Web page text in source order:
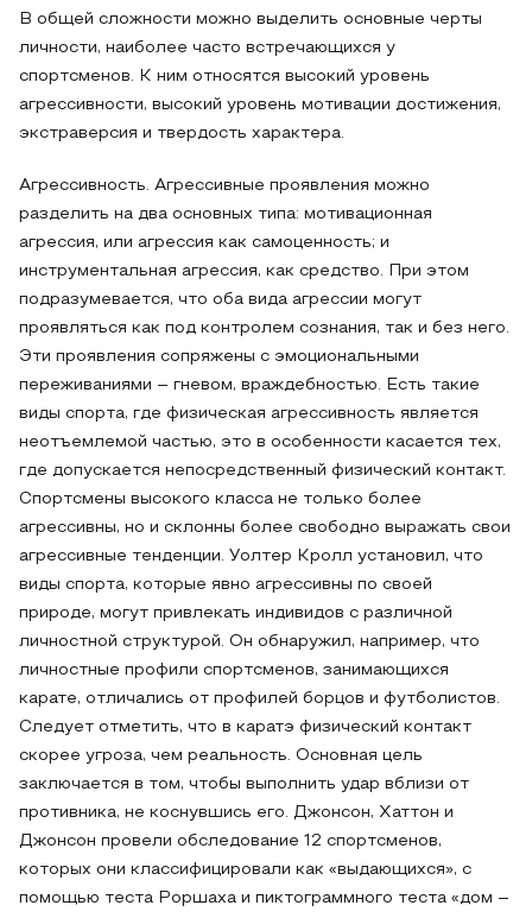
В общей сложности можно выделить основные черты
личности, наиболее часто встречающихся у
спортсменов. К ним относятся высокий уровень
агрессивности, высокий уровень мотивации достижения,
экстраверсия и твердость характера.
Агрессивность. Агрессивные проявления можно
разделить на два основных типа: мотивационная
агрессия, или агрессия как самоценность; и
инструментальная агрессия, как средство. При этом
подразумевается, что оба вида агрессии могут
проявляться как под контролем сознания, так и без него.
Эти проявления сопряжены с эмоциональными
переживаниями – гневом, враждебностью. Есть такие
виды спорта, где физическая агрессивность является
неотъемлемой частью, это в особенности касается тех,
где допускается непосредственный физический контакт.
Спортсмены высокого класса не только более
агрессивны, но и склонны более свободно выражать свои
агрессивные тенденции. Уолтер Кролл установил, что
виды спорта, которые явно агрессивны по своей
природе, могут привлекать индивидов с различной
личностной структурой. Он обнаружил, например, что
личностные профили спортсменов, занимающихся
карате, отличались от профилей борцов и футболистов.
Следует отметить, что в каратэ физический контакт
скорее угроза, чем реальность. Основная цель
заключается в том, чтобы выполнить удар вблизи от
противника, не коснувшись его. Джонсон, Хаттон и
Джонсон провели обследование 12 спортсменов,
которых они классифицировали как «выдающихся», с
помощью теста Роршаха и пиктограммного теста «дом –